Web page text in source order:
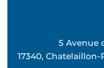
Simone Catherine
Jubien Eva
5 Avenue
17340, Chatelaillon-